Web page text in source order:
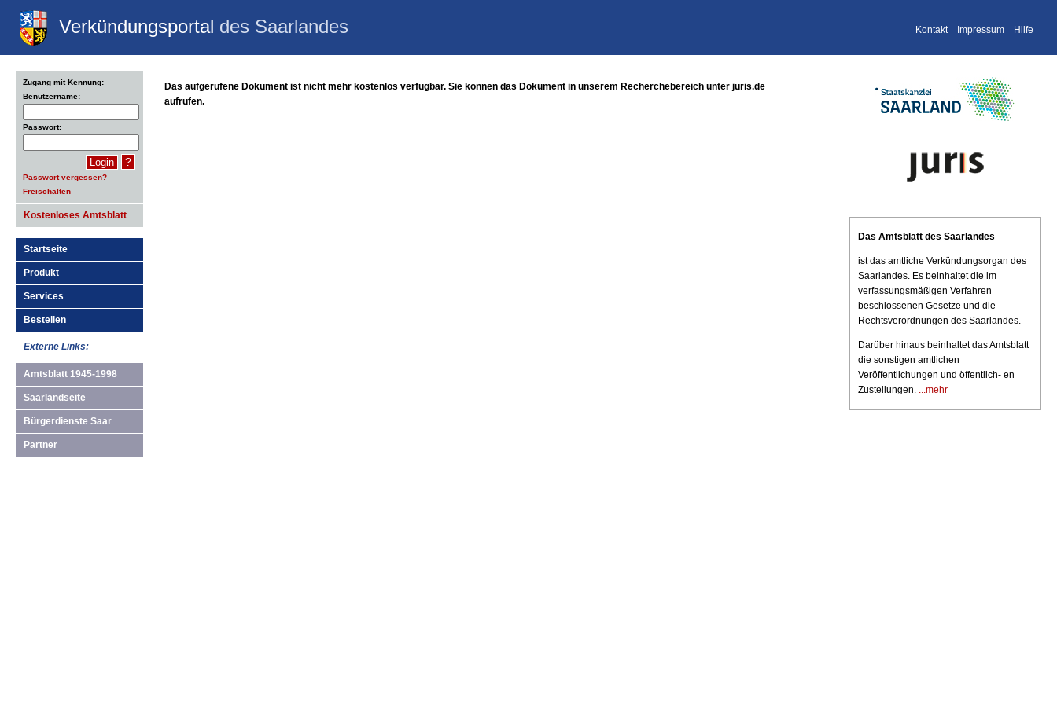
Verkündungsportal des Saarlandes Kontakt Impressum Hilfe
Zugang mit Kennung:
Benutzername:
Passwort:
?
Passwort vergessen?
Freischalten
Kostenloses Amtsblatt
Startseite
Produkt
Services
Bestellen
Externe Links:
Amtsblatt 1945-1998
Saarlandseite
Bürgerdienste Saar
Partner
Das aufgerufene Dokument ist nicht mehr kostenlos verfügbar. Sie können das Dokument in unserem Recherchebereich unter juris.de
aufrufen.
Das Amtsblatt des Saarlandes
ist das amtliche Verkündungsorgan des
Saarlandes. Es beinhaltet die im
verfassungsmäßigen Verfahren
beschlossenen Gesetze und die
Rechtsverordnungen des Saarlandes.
Darüber hinaus beinhaltet das Amtsblatt
die sonstigen amtlichen
Veröffentlichungen und öffentlich- en
Zustellungen. ...mehr